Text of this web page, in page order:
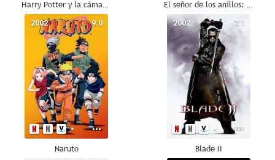
Harry Potter y la cámara secreta El señor de los anillos: Las dos torres
9.0
2002
Naruto
7.1
2002
Blade II